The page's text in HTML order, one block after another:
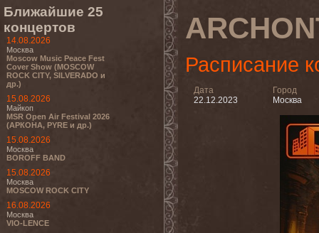
Ближайшие 25
концертов
14.08.2026
Москва
Moscow Music Peace Fest
Cover Show (MOSCOW
ROCK CITY, SILVERADO и
др.)
15.08.2026
Майкоп
MSR Open Air Festival 2026
(АРКОНА, PYRE и др.)
15.08.2026
Москва
BOROFF BAND
15.08.2026
Москва
MOSCOW ROCK CITY
16.08.2026
Москва
VIO-LENCE
Расписание
Дата
22.12.2023
Город
Москва